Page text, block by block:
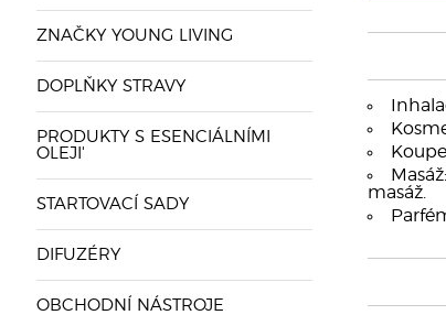
ZNAČKY YOUNG LIVING
DOPLŇKY STRAVY
PRODUKTY S ESENCIÁLNÍMI
OLEJI'
STARTOVACÍ SADY
DIFUZÉRY
OBCHODNÍ NÁSTROJE
masáž.